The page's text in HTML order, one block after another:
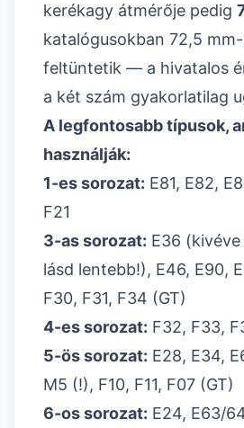
kerékagy átmérője pedig
katalógusokban 72,5
feltüntetik — a hivatalos
a két szám gyakorlatilag
A legfontosabb típusok,
használják:
1-es sorozat: E81, E82,
F21
3-as sorozat: E36
lásd lentebb!), E46, E90,
F30, F31, F34 (GT)
4-es sorozat: F32, F33,
5-ös sorozat: E28, E34,
M5 (!), F10, F11, F07 (GT)
6-os sorozat: E24, E63/